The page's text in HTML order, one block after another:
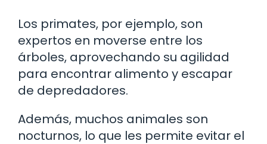
Los primates, por ejemplo, son
expertos en moverse entre los
árboles, aprovechando su agilidad
para encontrar alimento y escapar
de depredadores.
Además, muchos animales son
nocturnos, lo que les permite evitar el